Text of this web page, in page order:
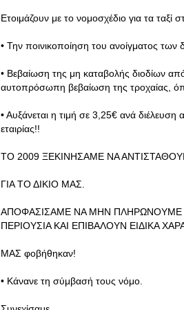
Ετοιμάζουν με το νομοσχέδιο για τα
• Την ποινικοποίηση του ανοίγματος των
• Βεβαίωση της μη καταβολής διοδίων
αυτοπρόσωπη βεβαίωση της τροχαίας,
• Αυξάνεται η τιμή σε 3,25€ ανά
εταιρίας!!
TO 2009 ΞΕΚΙΝΗΣΑΜΕ ΝΑ
ΓΙΑ ΤΟ ΔΙΚΙΟ ΜΑΣ.
ΑΠΟΦΑΣΙΣΑΜΕ ΝΑ ΜΗΝ ΠΛΗΡΩΝΟΥΜΕ
ΠΕΡΙΟΥΣΙΑ ΚΑΙ ΕΠΙΒΑΛΟΥΝ ΕΙΔΙΚΑ
ΜΑΣ φοβήθηκαν!
• Κάνανε τη σύμβασή τους νόμο.